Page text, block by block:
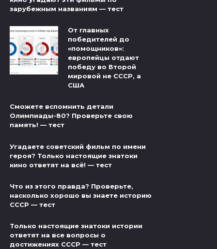
зарубежным названиям — тест
От главных
победителей до
«помощников»:
европейцы отдают
победу во Второй
мировой не СССР, а
США
Сможете вспомнить детали
Олимпиады-80? Проверьте свою
память! — тест
Угадаете советский фильм по имени
героя? Только настоящие знатоки
кино ответят на всё! — тест
Что из этого правда? Проверьте,
насколько хорошо вы знаете историю
СССР — тест
Только настоящие знатоки истории
ответят на все вопросы о
достижениях СССР — тест